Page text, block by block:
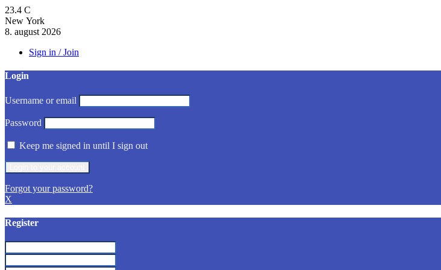
23.4 C
New York
8. august 2026
Sign in / Join
Login
Username or email
Password
Keep me signed in until I sign out
Forgot your password?
X
Register